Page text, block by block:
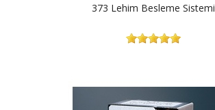
373 Lehim Besleme Sistemi